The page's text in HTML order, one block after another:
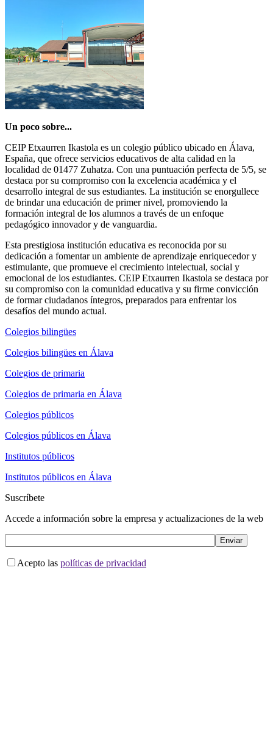
Un poco sobre...
CEIP Etxaurren Ikastola es un colegio público ubicado en Álava,
España, que ofrece servicios educativos de alta calidad en la
localidad de 01477 Zuhatza. Con una puntuación perfecta de 5/5, se
destaca por su compromiso con la excelencia académica y el
desarrollo integral de sus estudiantes. La institución se enorgullece
de brindar una educación de primer nivel, promoviendo la
formación integral de los alumnos a través de un enfoque
pedagógico innovador y de vanguardia.
Esta prestigiosa institución educativa es reconocida por su
dedicación a fomentar un ambiente de aprendizaje enriquecedor y
estimulante, que promueve el crecimiento intelectual, social y
emocional de los estudiantes. CEIP Etxaurren Ikastola se destaca por
su compromiso con la comunidad educativa y su firme convicción
de formar ciudadanos íntegros, preparados para enfrentar los
desafíos del mundo actual.
Colegios bilingües
Colegios bilingües en Álava
Colegios de primaria
Colegios de primaria en Álava
Colegios públicos
Colegios públicos en Álava
Institutos públicos
Institutos públicos en Álava
Suscríbete
Accede a información sobre la empresa y actualizaciones de la web
Acepto las políticas de privacidad